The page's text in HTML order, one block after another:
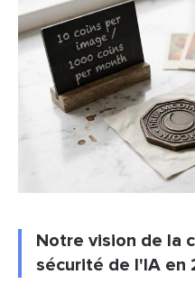
Notre vision de la
sécurité de l'IA en